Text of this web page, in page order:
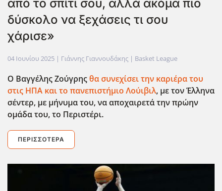
από το σπίτι σου, αλλά ακόμα πιο
δύσκολο να ξεχάσεις τι σου
χάρισε»
04 Ιουνίου 2025 | Γιάννης Γιαννουδάκης | Basket League
Ο Βαγγέλης Ζούγρηςθα συνεχίσει την καριέρα του
στις ΗΠΑ και το πανεπιστήμιο Λούιβιλ, με τον Έλληνα
σέντερ, με μήνυμα του, να αποχαιρετά την πρώην
ομάδα του, το Περιστέρι.
ΠΕΡΙΣΣΌΤΕΡΑ